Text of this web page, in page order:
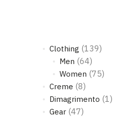
Clothing (139)
Men (64)
Women (75)
Creme (8)
Dimagrimento (1)
Gear (47)